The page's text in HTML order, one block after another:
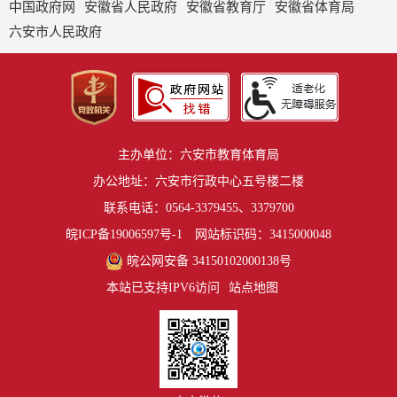
中国政府网 安徽省人民政府 安徽省教育厅
安徽省体育局
六安市人民政府
主办单位：六安市教育体育局
办公地址：六安市行政中心五号楼二楼
联系电话：0564-3379455、3379700
皖ICP备19006597号-1
网站标识码：3415000048
皖公网安备 34150102000138号
本站已支持IPV6访问
站点地图